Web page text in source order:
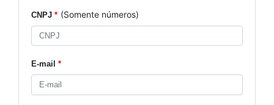
CNPJ * (Somente números)
E-mail *